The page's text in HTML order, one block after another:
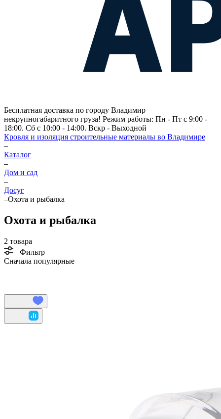
Бесплатная доставка по городу Владимир
некрупногабаритного груза! Режим работы: Пн - Пт с 9:00 -
18:00. Сб с 10:00 - 14:00. Вскр - Выходной
Кровля и изоляция строительные материалы во Владимире
–
Каталог
–
Дом и сад
–
Досуг
–Охота и рыбалка
Охота и рыбалка
2 товара
Фильтр
Сначала популярные